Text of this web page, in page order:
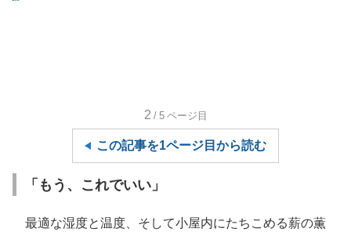
2 /5 ページ目
この記事を1ページ目から読む
「もう、これでいい」
最適な湿度と温度、そして小屋内にたちこめる薪の薫